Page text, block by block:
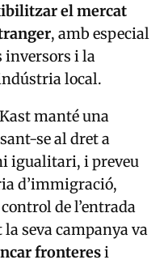
el mercat
, amb especial
inversors i la
local.
manté una
se al dret a
igualitari, i preveu
d’immigració,
de l’entrada
seva campanya va
fronteresi